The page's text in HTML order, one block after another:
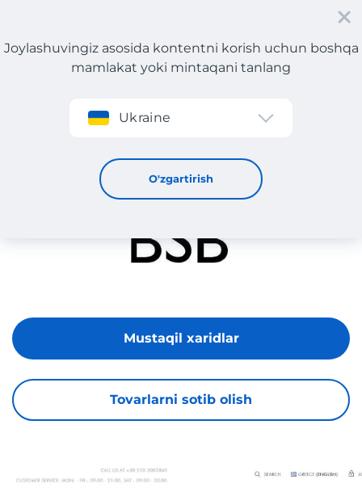
Roʻyxatdan oʻtish
Joylashuvingiz asosida kontentni korish uchun boshqa
mamlakat yoki mintaqani tanlang
Ukraine
O'zgartirish
BSB Fashion
Tovarlarni sotib olish
Mustaqil xaridlar